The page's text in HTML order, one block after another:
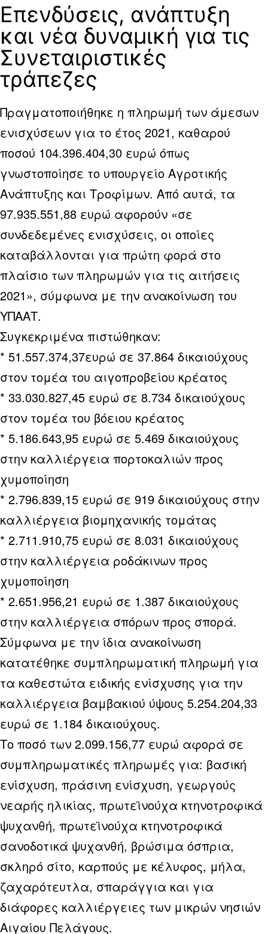
Επενδύσεις, ανάπτυξη
και νέα δυναμική για τις
Συνεταιριστικές
τράπεζες
Πραγματοποιήθηκε η πληρωμή των άμεσων
ενισχύσεων για το έτος 2021, καθαρού
ποσού 104.396.404,30 ευρώ όπως
γνωστοποίησε το υπουργείο Αγροτικής
Ανάπτυξης και Τροφίμων. Από αυτά, τα
97.935.551,88 ευρώ αφορούν «σε
συνδεδεμένες ενισχύσεις, οι οποίες
καταβάλλονται για πρώτη φορά στο
πλαίσιο των πληρωμών για τις αιτήσεις
2021», σύμφωνα με την ανακοίνωση του
ΥΠΑΑΤ.
Συγκεκριμένα πιστώθηκαν:
* 51.557.374,37ευρώ σε 37.864 δικαιούχους
στον τομέα του αιγοπροβείου κρέατος
* 33.030.827,45 ευρώ σε 8.734 δικαιούχους
στον τομέα του βόειου κρέατος
* 5.186.643,95 ευρώ σε 5.469 δικαιούχους
στην καλλιέργεια πορτοκαλιών προς
χυμοποίηση
* 2.796.839,15 ευρώ σε 919 δικαιούχους στην
καλλιέργεια βιομηχανικής τομάτας
* 2.711.910,75 ευρώ σε 8.031 δικαιούχους
στην καλλιέργεια ροδάκινων προς
χυμοποίηση
* 2.651.956,21 ευρώ σε 1.387 δικαιούχους
στην καλλιέργεια σπόρων προς σπορά.
Σύμφωνα με την ίδια ανακοίνωση
κατατέθηκε συμπληρωματική πληρωμή για
τα καθεστώτα ειδικής ενίσχυσης για την
καλλιέργεια βαμβακιού ύψους 5.254.204,33
ευρώ σε 1.184 δικαιούχους.
Το ποσό των 2.099.156,77 ευρώ αφορά σε
συμπληρωματικές πληρωμές για: βασική
ενίσχυση, πράσινη ενίσχυση, γεωργούς
νεαρής ηλικίας, πρωτεϊνούχα κτηνοτροφικά
ψυχανθή, πρωτεϊνούχα κτηνοτροφικά
σανοδοτικά ψυχανθή, βρώσιμα όσπρια,
σκληρό σίτο, καρπούς με κέλυφος, μήλα,
ζαχαρότευτλα, σπαράγγια και για
διάφορες καλλιέργειες των μικρών νησιών
Αιγαίου Πελάγους.